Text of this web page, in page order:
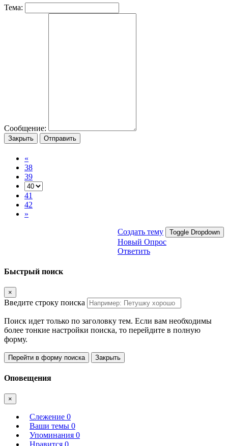
Тема:
Сообщение:
Закрыть Отправить
«
38
39
41
42
»
Создать тему Toggle Dropdown
Новый Опрос
Ответить
Быстрый поиск
×
Введите строку поиска
Поиск идет только по заголовку тем. Если вам необходимы
более тонкие настройки поиска, то перейдите в полную
форму.
Перейти в форму поиска Закрыть
Оповещения
×
Слежение 0
Ваши темы 0
Упоминания 0